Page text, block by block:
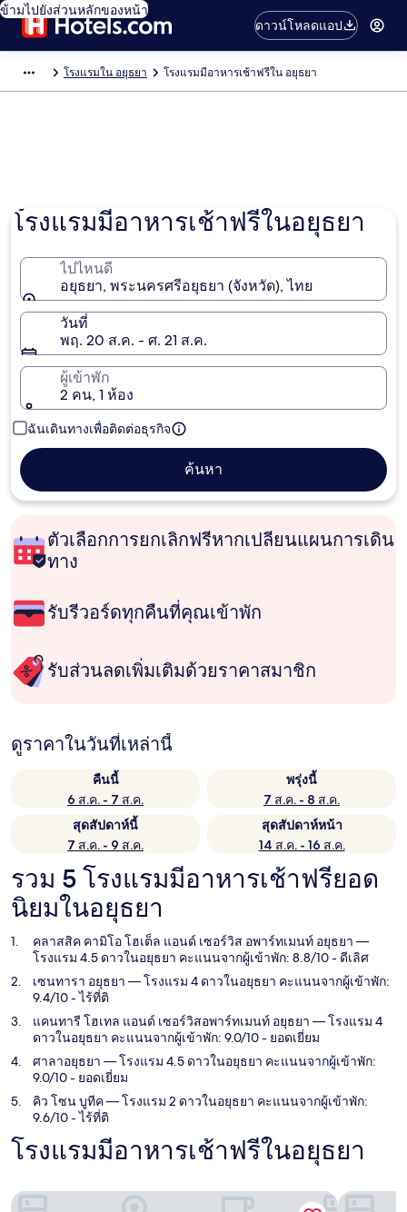
ข้ามไปยังส่วนหลักของหน้า
ดาวน์โหลดแอป
โรงแรมใน อยุธยา โรงแรมมีอาหารเช้าฟรีใน อยุธยา
โรงแรมมีอาหารเช้าฟรีในอยุธยา
ไปไหนดี
อยุธยา, พระนครศรีอยุธยา (จังหวัด), ไทย
วันที่
พฤ. 20 ส.ค. - ศ. 21 ส.ค.
ผู้เข้าพัก
2 คน, 1 ห้อง
ฉันเดินทางเพื่อติดต่อธุรกิจ
ค้นหา
ตัวเลือกการยกเลิกฟรีหากเปลี่ยนแผนการเดิน
ทาง
รับรีวอร์ดทุกคืนที่คุณเข้าพัก
รับส่วนลดเพิ่มเติมด้วยราคาสมาชิก
ดูราคาในวันที่เหล่านี้
คืนนี้
6 ส.ค. - 7 ส.ค.
พรุ่งนี้
7 ส.ค. - 8 ส.ค.
สุดสัปดาห์นี้
7 ส.ค. - 9 ส.ค.
สุดสัปดาห์หน้า
14 ส.ค. - 16 ส.ค.
รวม 5 โรงแรมมีอาหารเช้าฟรียอด
นิยมในอยุธยา
คลาสสิค คามิโอ โฮเต็ล แอนด์ เซอร์วิส อพาร์ทเมนท์ อยุธยา —
โรงแรม 4.5 ดาวในอยุธยา คะแนนจากผู้เข้าพัก: 8.8/10 - ดีเลิศ
เซนทารา อยุธยา — โรงแรม 4 ดาวในอยุธยา คะแนนจากผู้เข้าพัก:
9.4/10 - ไร้ที่ติ
แคนทารี โฮเทล แอนด์ เซอร์วิสอพาร์ทเมนท์ อยุธยา — โรงแรม 4
ดาวในอยุธยา คะแนนจากผู้เข้าพัก: 9.0/10 - ยอดเยี่ยม
ศาลาอยุธยา — โรงแรม 4.5 ดาวในอยุธยา คะแนนจากผู้เข้าพัก:
9.0/10 - ยอดเยี่ยม
คิว โซน บูทีค— โรงแรม 2 ดาวในอยุธยา คะแนนจากผู้เข้าพัก:
9.6/10 - ไร้ที่ติ
โรงแรมมีอาหารเช้าฟรีในอยุธยา
คลาสสิค คามิโอ โฮเต็ล แอนด์ เซอร์วิส อพาร์ทเมนท์ อยุธยา
เซนทารา